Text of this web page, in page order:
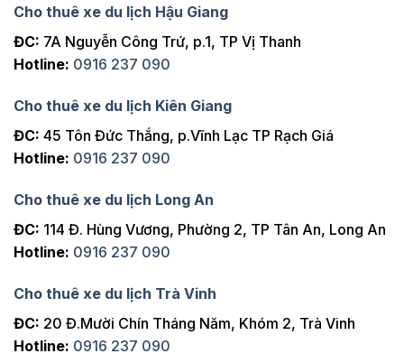
Cho thuê xe du lịch Hậu Giang
ĐC: 7A Nguyễn Công Trứ, p.1, TP Vị Thanh
Hotline: 0916 237 090
Cho thuê xe du lịch Kiên Giang
ĐC: 45 Tôn Đức Thắng, p.Vĩnh Lạc TP Rạch Giá
Hotline: 0916 237 090
Cho thuê xe du lịch Long An
ĐC: 114 Đ. Hùng Vương, Phường 2, TP Tân An, Long An
Hotline: 0916 237 090
Cho thuê xe du lịch Trà Vinh
ĐC: 20 Đ.Mười Chín Tháng Năm, Khóm 2, Trà Vinh
Hotline: 0916 237 090